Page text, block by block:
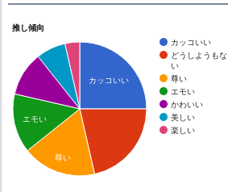
推し傾向
カッコいい
どうしようもな
い
尊い
エモい
かわいい
美しい
楽しい
カッコいい
エモい
尊い